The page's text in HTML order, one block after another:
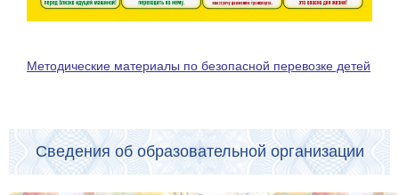
Методические материалы по безопасной перевозке детей
Сведения об образовательной организации